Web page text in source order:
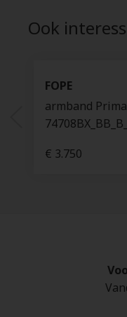
Ook
FOPE
armband
€ 3.750